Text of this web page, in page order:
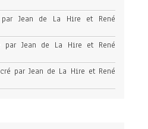
par Jean de La Hire et René
par Jean de La Hire et René
par Jean de La Hire et René